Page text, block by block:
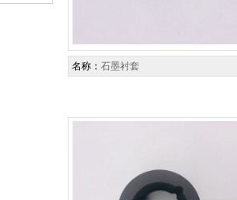
名称： 石墨衬套